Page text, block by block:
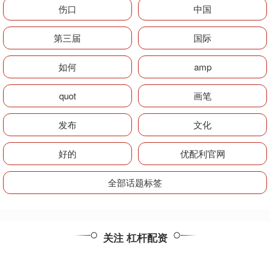
伤口 中国
第三届 国际
如何 amp
quot 画笔
发布 文化
好的 优配利官网
全部话题标签
关注 杠杆配资